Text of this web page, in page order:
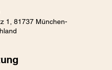
1, 81737 München-